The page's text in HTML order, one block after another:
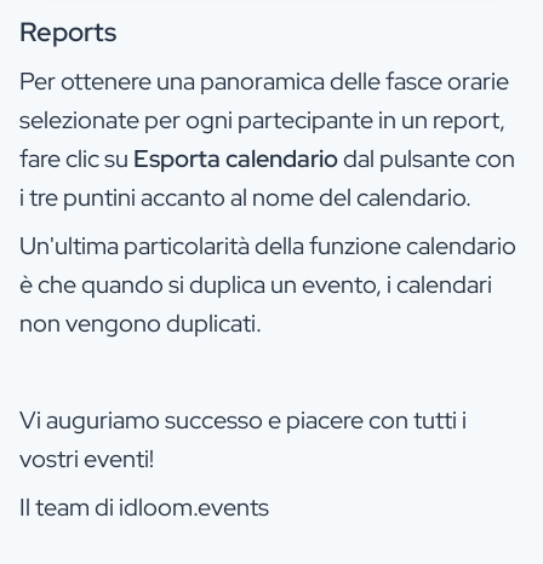
Reports
Per ottenere una panoramica delle fasce orarie
selezionate per ogni partecipante in un report,
fare clic su Esporta calendariodal pulsante con
i tre puntini accanto al nome del calendario.
Un'ultima particolarità della funzione calendario
è che quando si duplica un evento, i calendari
non vengono duplicati.
Vi auguriamo successo e piacere con tutti i
vostri eventi!
Il team di idloom.events